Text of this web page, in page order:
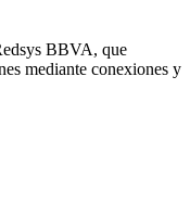
BBVA, que
mediante conexiones y